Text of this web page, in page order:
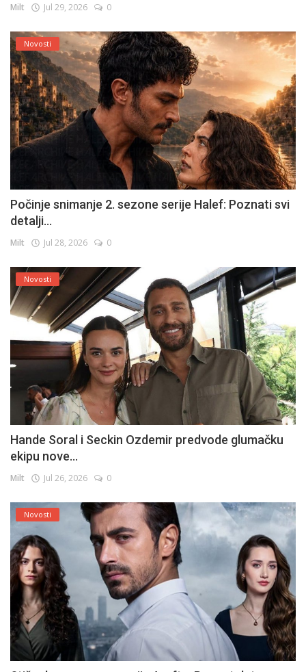
Milt Jul 29, 2026 0
Novosti
Počinje snimanje 2. sezone serije Halef: Poznati svi
detalji...
Milt Jul 28, 2026 0
Novosti
Hande Soral i Seckin Ozdemir predvode glumačku
ekipu nove...
Milt Jul 26, 2026 0
Novosti